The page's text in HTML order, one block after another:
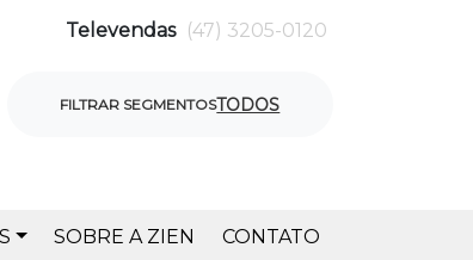
Televendas (47) 3205-0120
FILTRAR SEGMENTOSTODOS
SOBRE A ZIEN CONTATO